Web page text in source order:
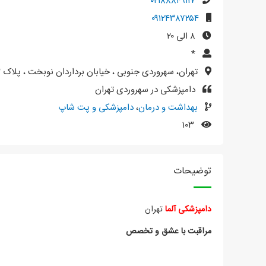
۰۹۱۲۴۳۸۷۲۵۴
*
تهران، سهروردی جنوبی ، خیابان برداردان نوبخت ، پلاک ۲ ، واحد ۴
دامپزشکی در سهروردی تهران
بهداشت و درمان،دامپزشکی و پت شاپ
توضیحات
دامپزشکی آلماتهران
مراقبت با عشق و تخصص